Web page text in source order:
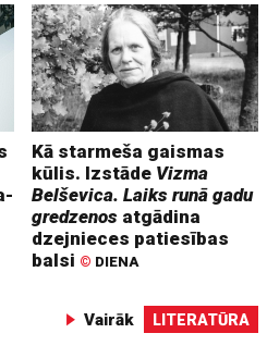
Kā starmeša gaismas
kūlis. Izstāde Vizma
Belševica. Laiks runā gadu
gredzenos atgādina
dzejnieces patiesības
balsi © DIENA
Vairāk LITERATŪRA